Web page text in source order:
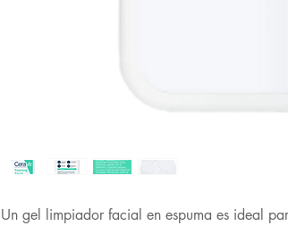
Un gel limpiador facial en espuma es ideal